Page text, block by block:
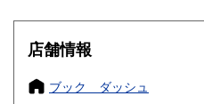
滋賀県 600円
大阪府
奈良県
店舗情報
ブック ダッシュ